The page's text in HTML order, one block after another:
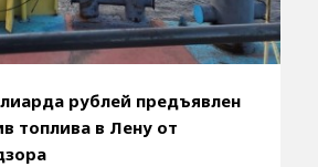
рублей предъявлен
топлива в Лену от